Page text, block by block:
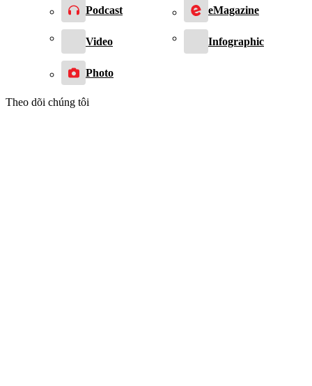
Podcast eMagazine
Video Infographic
Photo
Theo dõi chúng tôi